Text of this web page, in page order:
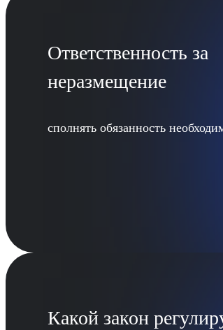
Ответственность за
неразмещение
сполнять обязанность
Какой закон